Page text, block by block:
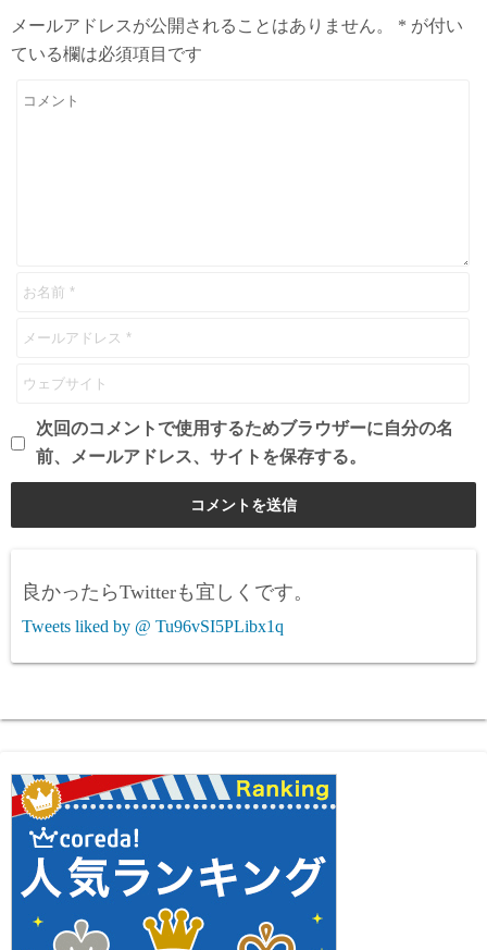
メールアドレスが公開されることはありません。 * が付い
ている欄は必須項目です
次回のコメントで使用するためブラウザーに自分の名
前、メールアドレス、サイトを保存する。
良かったらTwitterも宜しくです。
Tweets liked by @ Tu96vSI5PLibx1q